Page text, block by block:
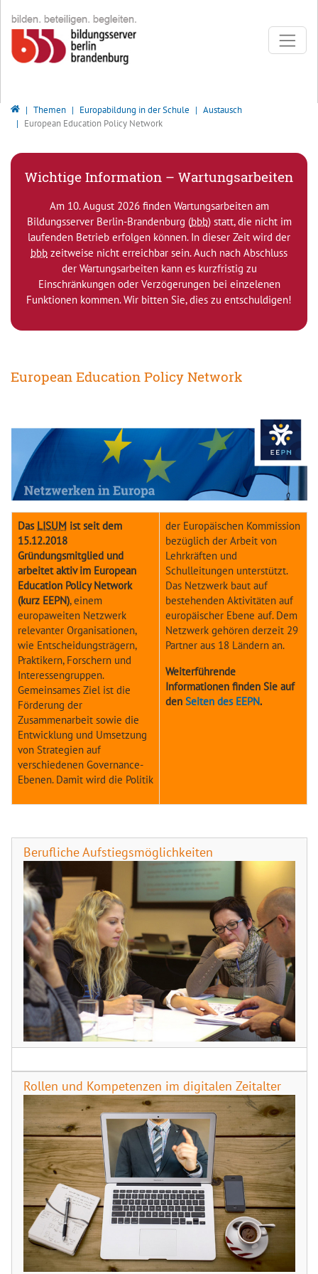
Bildungsserver Berlin - Brandenburg
Themen Europabildung in der Schule
Austausch
European Education Policy Network
Wichtige Information – Wartungsarbeiten
Am 10. August 2026 finden Wartungsarbeiten am
Bildungsserver Berlin-Brandenburg (bbb) statt, die nicht im
laufenden Betrieb erfolgen können. In dieser Zeit wird der
bbb zeitweise nicht erreichbar sein. Auch nach Abschluss
der Wartungsarbeiten kann es kurzfristig zu
Einschränkungen oder Verzögerungen bei einzelenen
Funktionen kommen. Wir bitten Sie, dies zu entschuldigen!
European Education Policy Network
Das LISUM ist seit dem
15.12.2018
Gründungsmitglied und
arbeitet aktiv im European
Education Policy Network
(kurz EEPN), einem
europaweiten Netzwerk
relevanter Organisationen,
wie Entscheidungsträgern,
Praktikern, Forschern und
Interessengruppen.
Gemeinsames Ziel ist die
Förderung der
Zusammenarbeit sowie die
Entwicklung und Umsetzung
von Strategien auf
verschiedenen Governance-
Ebenen. Damit wird die Politik
der Europäischen Kommission
bezüglich der Arbeit von
Lehrkräften und
Schulleitungen unterstützt.
Das Netzwerk baut auf
bestehenden Aktivitäten auf
europäischer Ebene auf. Dem
Netzwerk gehören derzeit 29
Partner aus 18 Ländern an.
Weiterführende
Informationen finden Sie auf
den Seiten des EEPN.
Berufliche Aufstiegsmöglichkeiten
Rollen und Kompetenzen im digitalen Zeitalter